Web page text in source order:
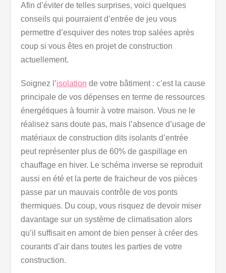
Afin d’éviter de telles surprises, voici quelques
conseils qui pourraient d’entrée de jeu vous
permettre d’esquiver des notes trop salées après
coup si vous êtes en projet de construction
actuellement.
Soignez l’isolation de votre bâtiment : c’est la cause
principale de vos dépenses en terme de ressources
énergétiques à fournir à votre maison. Vous ne le
réalisez sans doute pas, mais l’absence d’usage de
matériaux de construction dits isolants d’entrée
peut représenter plus de 60% de gaspillage en
chauffage en hiver. Le schéma inverse se reproduit
aussi en été et la perte de fraicheur de vos pièces
passe par un mauvais contrôle de vos ponts
thermiques. Du coup, vous risquez de devoir miser
davantage sur un système de climatisation alors
qu’il suffisait en amont de bien penser à créer des
courants d’air dans toutes les parties de votre
construction.